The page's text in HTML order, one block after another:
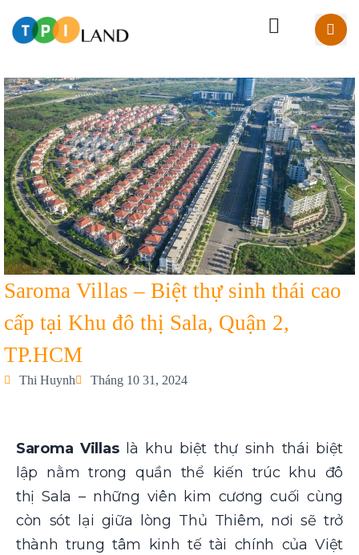
Saroma Villas – Biệt thự sinh thái cao
cấp tại Khu đô thị Sala, Quận 2,
TP.HCM
Thi Huynh Tháng 10 31, 2024
Saroma Villaslà khu biệt thự sinh thái biệt
lập nằm trong quần thể kiến trúc khu đô
thị Sala – những viên kim cương cuối cùng
còn sót lại giữa lòng Thủ Thiêm, nơi sẽ trở
thành trung tâm kinh tế tài chính của Việt